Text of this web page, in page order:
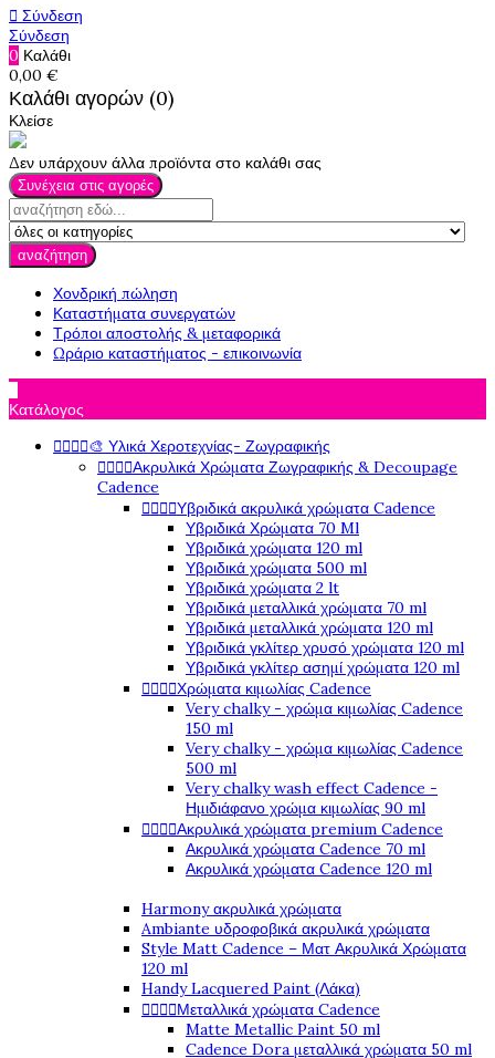
 Σύνδεση
Σύνδεση
0 Καλάθι
0,00 €
Καλάθι αγορών (0)
Κλείσε
Δεν υπάρχουν άλλα προϊόντα στο καλάθι σας
Συνέχεια στις αγορές
αναζήτηση
Χονδρική πώληση
Καταστήματα συνεργατών
Τρόποι αποστολής & μεταφορικά
Ωράριο καταστήματος - επικοινωνία
Κατάλογος
   🎨 Υλικά Χεροτεχνίας- Ζωγραφικής
   Ακρυλικά Χρώματα Ζωγραφικής & Decoupage
Cadence
   Υβριδικά ακρυλικά χρώματα Cadence
Υβριδικά Χρώματα 70 Ml
Υβριδικά χρώματα 120 ml
Υβριδικά χρώματα 500 ml
Υβριδικά χρώματα 2 lt
Υβριδικά μεταλλικά χρώματα 70 ml
Υβριδικά μεταλλικά χρώματα 120 ml
Υβριδικά γκλίτερ χρυσό χρώματα 120 ml
Υβριδικά γκλίτερ ασημί χρώματα 120 ml
   Χρώματα κιμωλίας Cadence
Very chalky - χρώμα κιμωλίας Cadence
150 ml
Very chalky - χρώμα κιμωλίας Cadence
500 ml
Very chalky wash effect Cadence -
Ημιδιάφανο χρώμα κιμωλίας 90 ml
   Ακρυλικά χρώματα premium Cadence
Ακρυλικά χρώματα Cadence 70 ml
Ακρυλικά χρώματα Cadence 120 ml
Harmony ακρυλικά χρώματα
Ambiante υδροφοβικά ακρυλικά χρώματα
Style Matt Cadence – Ματ Ακρυλικά Χρώματα
120 ml
Handy Lacquered Paint (Λάκα)
   Μεταλλικά χρώματα Cadence
Matte Metallic Paint 50 ml
Cadence Dora μεταλλικά χρώματα 50 ml